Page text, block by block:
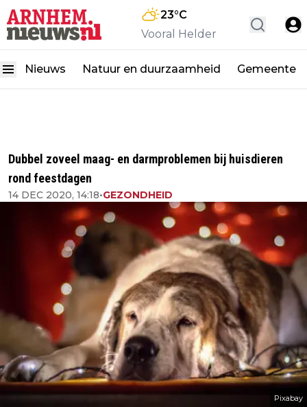
23°C
Vooral Helder
Nieuws Natuur en duurzaamheid Gemeente
Dubbel zoveel maag- en darmproblemen bij huisdieren
rond feestdagen
14 DEC 2020, 14:18•GEZONDHEID
Pixabay